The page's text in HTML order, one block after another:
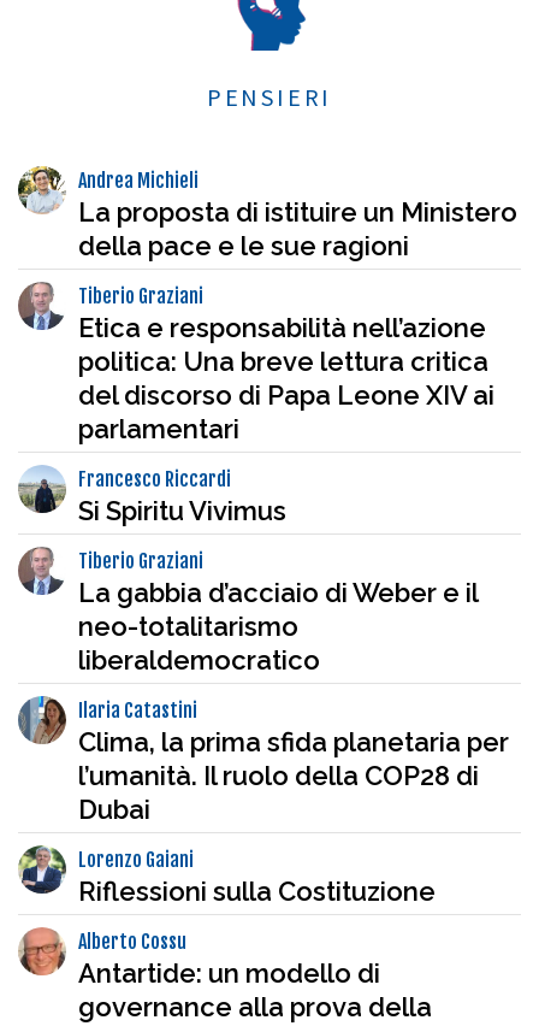
PENSIERI
Andrea Michieli
La proposta di istituire un Ministero
della pace e le sue ragioni
Tiberio Graziani
Etica e responsabilità nell’azione
politica: Una breve lettura critica
del discorso di Papa Leone XIV ai
parlamentari
Francesco Riccardi
Si Spiritu Vivimus
Tiberio Graziani
La gabbia d’acciaio di Weber e il
neo-totalitarismo
liberaldemocratico
Ilaria Catastini
Clima, la prima sfida planetaria per
l’umanità. Il ruolo della COP28 di
Dubai
Lorenzo Gaiani
Riflessioni sulla Costituzione
Alberto Cossu
Antartide: un modello di
governance alla prova della